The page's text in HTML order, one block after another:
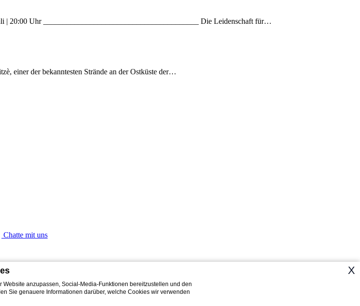
X
anzupassen, Social-Media-Funktionen bereitzustellen und den
Sie genauere Informationen darüber, welche Cookies wir verwenden
| 20:00 Uhr ________________________________________ Die Leidenschaft für…
einer der bekanntesten Strände an der Ostküste der…
Chatte mit uns